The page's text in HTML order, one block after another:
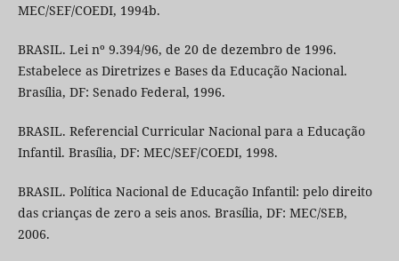
MEC/SEF/COEDI, 1994b.
BRASIL. Lei nº 9.394/96, de 20 de dezembro de 1996.
Estabelece as Diretrizes e Bases da Educação Nacional.
Brasília, DF: Senado Federal, 1996.
BRASIL. Referencial Curricular Nacional para a Educação
Infantil. Brasília, DF: MEC/SEF/COEDI, 1998.
BRASIL. Política Nacional de Educação Infantil: pelo direito
das crianças de zero a seis anos. Brasília, DF: MEC/SEB,
2006.